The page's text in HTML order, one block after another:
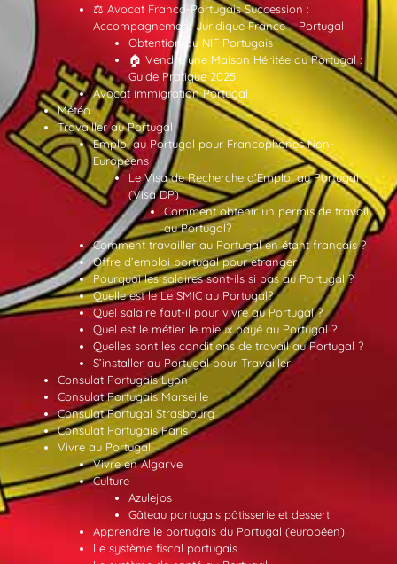
⚖️ Avocat Franco-Portugais Succession :
Accompagnement Juridique France – Portugal
Obtention du NIF Portugais
🏠 Vendre une Maison Héritée au Portugal :
Guide Pratique 2025
Avocat immigration Portugal
Météo
Travailler au Portugal
Emploi au Portugal pour Francophones Non-
Européens
Le Visa de Recherche d’Emploi au Portugal
(Visa DP)
Comment obtenir un permis de travail
au Portugal?
Comment travailler au Portugal en étant français ?
Offre d’emploi portugal pour etranger
Pourquoi les salaires sont-ils si bas au Portugal ?
Quelle est le Le SMIC au Portugal?
Quel salaire faut-il pour vivre au Portugal ?
Quel est le métier le mieux payé au Portugal ?
Quelles sont les conditions de travail au Portugal ?
S’installer au Portugal pour Travailler
Consulat Portugais Lyon
Consulat Portugais Marseille
Consulat Portugal Strasbourg
Consulat Portugais Paris
Vivre au Portugal
Vivre en Algarve
Culture
Azulejos
Gâteau portugais pâtisserie et dessert
Apprendre le portugais du Portugal (européen)
Le système fiscal portugais